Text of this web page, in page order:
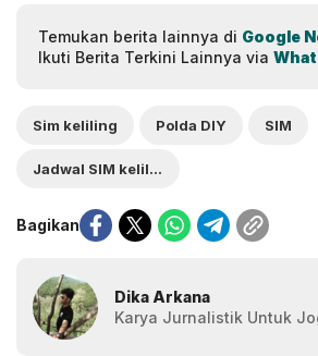
Temukan berita lainnya di Google
Ikuti Berita Terkini Lainnya via
Sim keliling Polda DIY SIM
Jadwal SIM keliling Jogja
Bagikan
Dika Arkana
Karya Jurnalistik Untuk